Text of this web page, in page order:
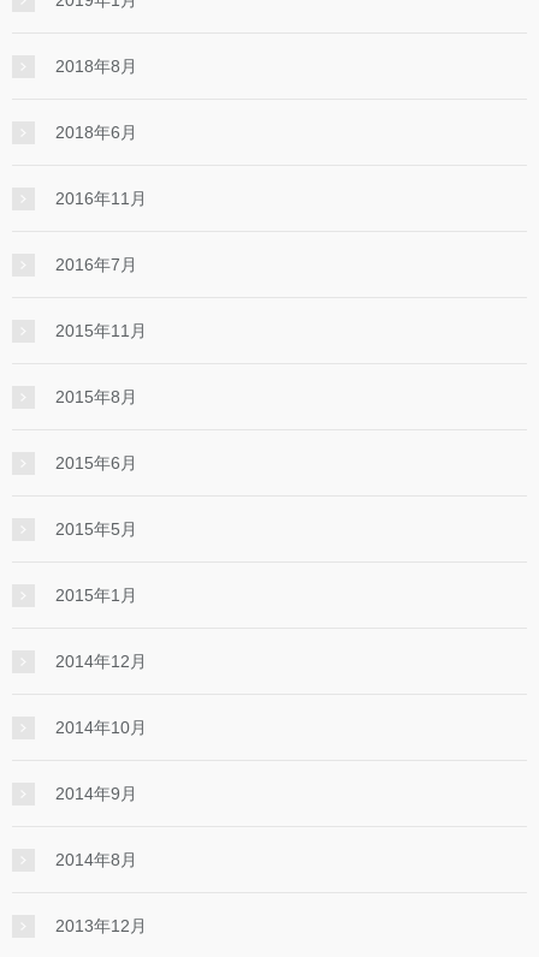
2018年8月
2018年6月
2016年11月
2016年7月
2015年11月
2015年8月
2015年6月
2015年5月
2015年1月
2014年12月
2014年10月
2014年9月
2014年8月
2013年12月